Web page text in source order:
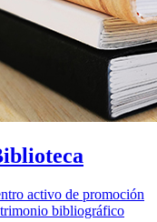
activo de promoción
bibliográfico